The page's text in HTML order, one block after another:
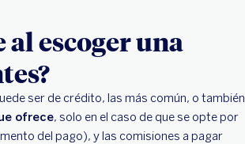
al escoger una
ser de crédito, las más común, o también
ofrece, solo en el caso de que se opte por
del pago), y las comisiones a pagar